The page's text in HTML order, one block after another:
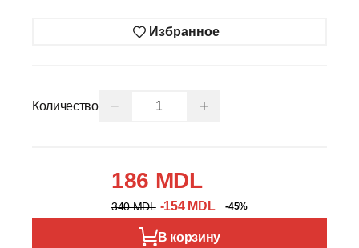
Избранное
Количество − +
186 MDL
340 MDL -154 MDL -45%
В корзину